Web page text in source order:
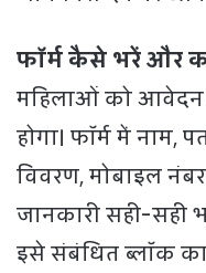
फॉर्म कैसे भरें और
महिलाओं को आवेदन
होगा। फॉर्म में
विवरण, मोबाइल
जानकारी सही-सही
इसे संबंधित ब्लॉक